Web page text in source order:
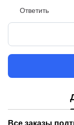
Ответить
Все заказы